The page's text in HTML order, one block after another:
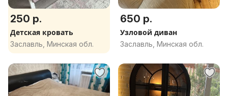
250 р.
Детская кровать
Заславль, Минская обл.
650 р.
Узловой диван
Заславль, Минская обл.